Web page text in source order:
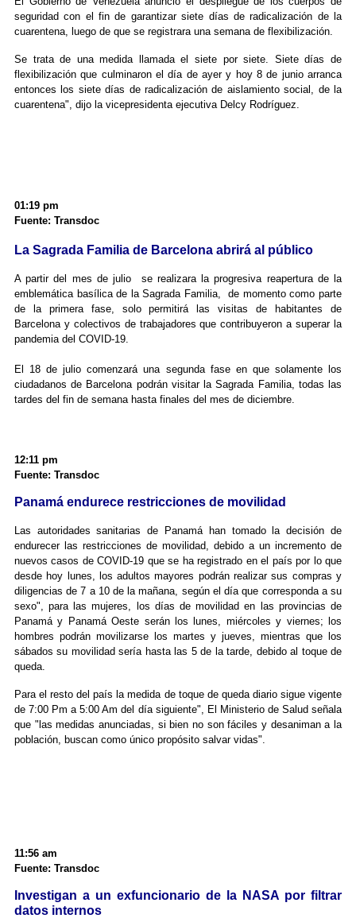
seguridad con el fin de garantizar siete días de radicalización de la
cuarentena, luego de que se registrara una semana de flexibilización.
Se trata de una medida llamada el siete por siete. Siete días de
flexibilización que culminaron el día de ayer y hoy 8 de junio arranca
entonces los siete días de radicalización de aislamiento social, de la
cuarentena", dijo la vicepresidenta ejecutiva Delcy Rodríguez.
01:19 pm
Fuente: Transdoc
La Sagrada Familia de Barcelona abrirá al público
A partir del mes de julio se realizara la progresiva reapertura de la
emblemática basílica de la Sagrada Familia, de momento como parte
de la primera fase, solo permitirá las visitas de habitantes de
Barcelona y colectivos de trabajadores que contribuyeron a superar la
pandemia del COVID-19.
El 18 de julio comenzará una segunda fase en que solamente los
ciudadanos de Barcelona podrán visitar la Sagrada Familia, todas las
tardes del fin de semana hasta finales del mes de diciembre.
12:11 pm
Fuente: Transdoc
Panamá endurece restricciones de movilidad
Las autoridades sanitarias de Panamá han tomado la decisión de
endurecer las restricciones de movilidad, debido a un incremento de
nuevos casos de COVID-19 que se ha registrado en el país por lo que
desde hoy lunes, los adultos mayores podrán realizar sus compras y
diligencias de 7 a 10 de la mañana, según el día que corresponda a su
sexo", para las mujeres, los días de movilidad en las provincias de
Panamá y Panamá Oeste serán los lunes, miércoles y viernes; los
hombres podrán movilizarse los martes y jueves, mientras que los
sábados su movilidad sería hasta las 5 de la tarde, debido al toque de
queda.
Para el resto del país la medida de toque de queda diario sigue vigente
de 7:00 Pm a 5:00 Am del día siguiente", El Ministerio de Salud señala
que "las medidas anunciadas, si bien no son fáciles y desaniman a la
población, buscan como único propósito salvar vidas".
11:56 am
Fuente: Transdoc
Investigan a un exfuncionario de la NASA por filtrar
datos internos